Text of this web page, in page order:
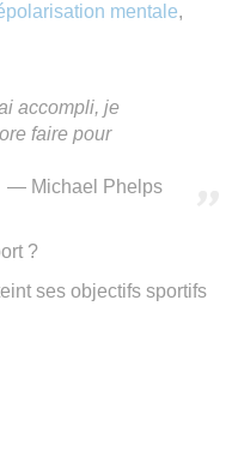
mentale,
accompli, je
faire pour
Michael Phelps
?
ses objectifs sportifs